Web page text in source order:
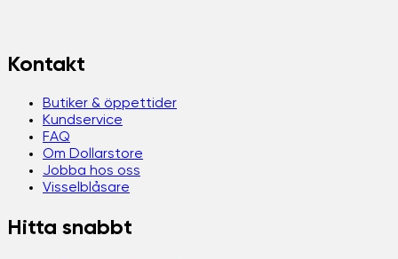
Kontakt
Butiker & öppettider
Kundservice
FAQ
Om Dollarstore
Jobba hos oss
Visselblåsare
Hitta snabbt